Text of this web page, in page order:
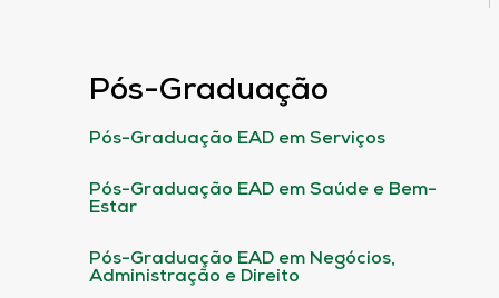
Pós-Graduação
Pós-Graduação EAD em Serviços
Pós-Graduação EAD em Saúde e Bem-
Estar
Pós-Graduação EAD em Negócios,
Administração e Direito